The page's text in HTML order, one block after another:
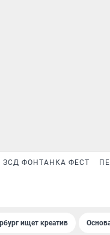
ЗСД ФОНТАНКА ФЕСТ
ищет креатив